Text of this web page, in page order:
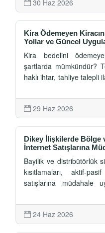
incelenmektedir.
30 Haz 2026
Kira Ödemeyen
Yollar ve Güncel
Kira bedelini
şartlarda mümkündür?
haklı ihtar, tahliye talepli
kararları ışığında
29 Haz 2026
Dikey İlişkilerde Bölge
İnternet Satışlarına
Bayilik ve distribütörlük
kısıtlamaları, aktif-
satışlarına müdahale
24 Haz 2026